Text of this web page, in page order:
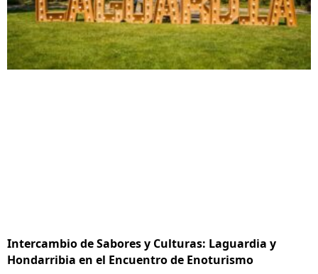
Intercambio de Sabores y Culturas: Laguardia y
Hondarribia en el Encuentro de Enoturismo